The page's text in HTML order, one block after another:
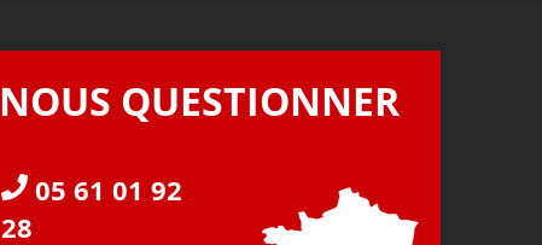
NOUS QUESTIONNER
05 61 01 92
28